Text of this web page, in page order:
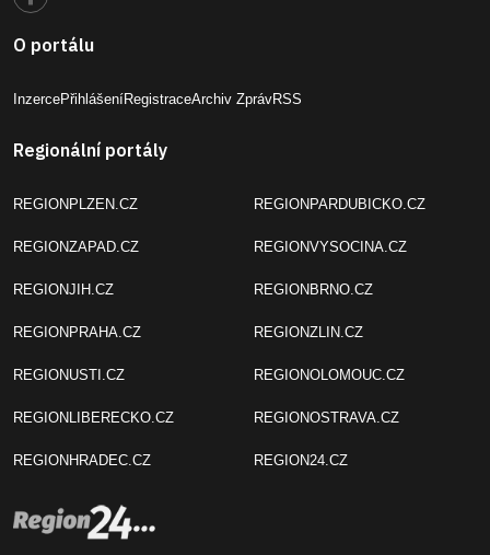
O portálu
InzercePřihlášeníRegistraceArchiv ZprávRSS
Regionální portály
REGIONPLZEN.CZ
REGIONZAPAD.CZ
REGIONJIH.CZ
REGIONPRAHA.CZ
REGIONUSTI.CZ
REGIONLIBERECKO.CZ
REGIONHRADEC.CZ
REGIONPARDUBICKO.CZ
REGIONVYSOCINA.CZ
REGIONBRNO.CZ
REGIONZLIN.CZ
REGIONOLOMOUC.CZ
REGIONOSTRAVA.CZ
REGION24.CZ